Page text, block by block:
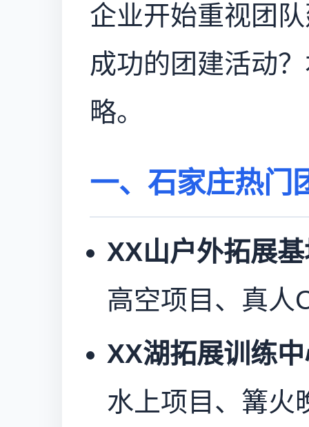
企业开始重视团
成功的团建活动
略。
一、石家庄热门
XX山户外拓展
高空项目、真人
XX湖拓展训练
水上项目、篝火